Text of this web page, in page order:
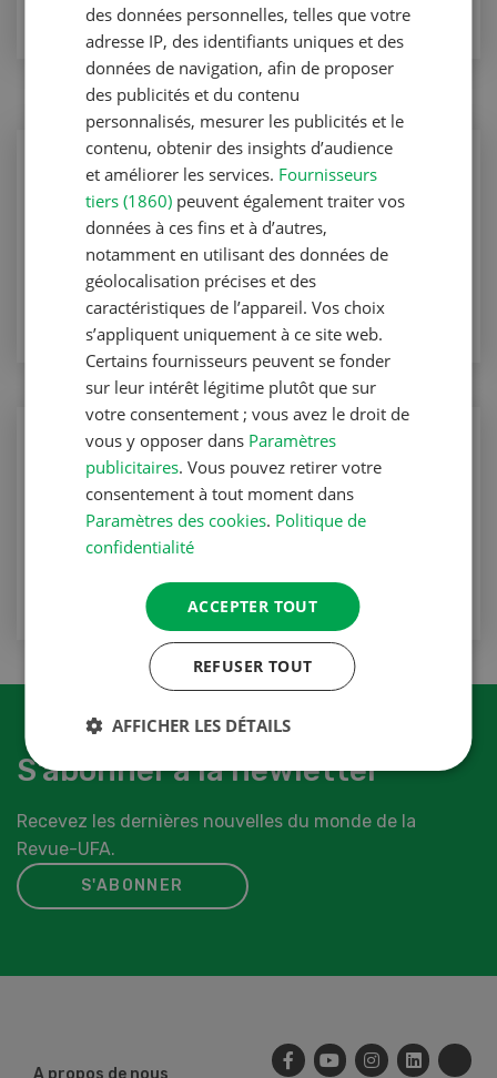
Production végétale
Poudre de roche volcanique
Production végétale
VERS L'ARTICLE
Production végétale
La disponibilité fait toute la différence
Production végétale
S'abonner à la newletter
Recevez les dernières nouvelles du monde de la
Revue-UFA.
S'ABONNER
des données personnelles, telles que votre
adresse IP, des identifiants uniques et des
données de navigation, afin de proposer
des publicités et du contenu
personnalisés, mesurer les publicités et le
contenu, obtenir des insights d’audience
et améliorer les services. Fournisseurs
tiers (1860) peuvent également traiter vos
données à ces fins et à d’autres,
notamment en utilisant des données de
géolocalisation précises et des
caractéristiques de l’appareil. Vos choix
s’appliquent uniquement à ce site web.
Certains fournisseurs peuvent se fonder
sur leur intérêt légitime plutôt que sur
votre consentement ; vous avez le droit de
vous y opposer dans Paramètres
publicitaires. Vous pouvez retirer votre
consentement à tout moment dans
Paramètres des cookies. Politique de
confidentialité
ACCEPTER TOUT
REFUSER TOUT
AFFICHER LES DÉTAILS